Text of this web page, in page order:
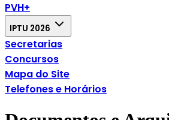
PVH+
IPTU 2026
Secretarias
Concursos
Mapa do Site
Telefones e Horários